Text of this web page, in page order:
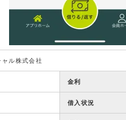
ル株式会社
金利
借入状況